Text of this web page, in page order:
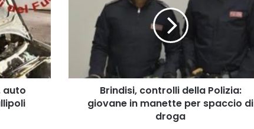
auto
giovane
manette
spaccio
droga
Brindisi, controlli della Polizia:
giovane in manette per spaccio di
droga